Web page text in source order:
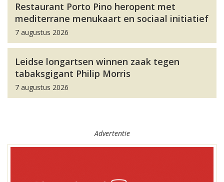
Restaurant Porto Pino heropent met
mediterrane menukaart en sociaal initiatief
7 augustus 2026
Leidse longartsen winnen zaak tegen
tabaksgigant Philip Morris
7 augustus 2026
Advertentie